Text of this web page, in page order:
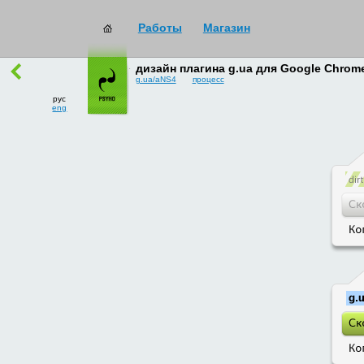
Работы Магазин
рус
eng
дизайн плагина g.ua для Google
g.ua/aNS4 процесс